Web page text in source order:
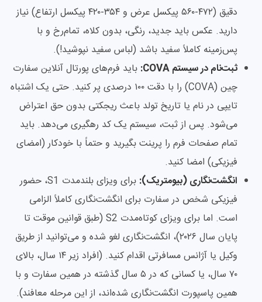
دقیق (۴۷۲-۵۶۰ پیکسل عرض و ۳۵۴-۴۲۰ پیکسل ارتفاع) نیاز
دارید. عکس باید جدید، رنگی، بدون کلاه، تمام‌رخ و با
پس‌زمینه کاملاً سفید باشد (لباس سفید نپوشید!).
ثبت‌نام در سیستم COVA:
باید فرم‌های پورتال آنلاین سفارت
چین (COVA) را با دقت ۱۰۰ درصدی پر کنید. حتی یک اشتباه
تایپی در نام یا تاریخ تولد باعث ریجکتی بدون حق اعتراض
می‌شود. پس از ثبت، سیستم یک کد رهگیری می‌دهد. باید
تمام صفحات فرم را پرینت بگیرید و حتماً با خودکار (امضای
فیزیکی) امضا کنید.
انگشت‌نگاری (بیومتریک):
برای ویزای بلندمدت S1، حضور
فیزیکی شخص در سفارت برای انگشت‌نگاری کاملاً الزامی
است. اما برای ویزای کوتاه‌مدت S2 (طبق قوانین موقت تا
پایان سال ۲۰۲۶)، انگشت‌نگاری لغو شده و می‌توانید از طریق
وکیل یا آژانس مسافرتی اقدام کنید. (افراد زیر ۱۴ سال، بالای
۷۰ سال، یا کسانی که در ۵ سال گذشته در همین سفارت و با
همین پاسپورت انگشت‌نگاری شده‌اند، از این مرحله معافند).